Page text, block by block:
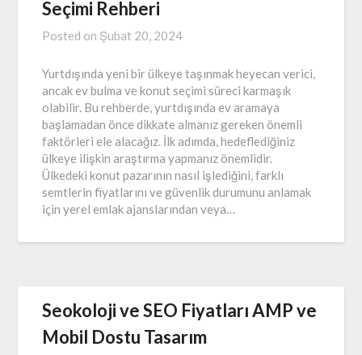
Seçimi Rehberi
Posted on Şubat 20, 2024
Yurtdışında yeni bir ülkeye taşınmak heyecan verici,
ancak ev bulma ve konut seçimi süreci karmaşık
olabilir. Bu rehberde, yurtdışında ev aramaya
başlamadan önce dikkate almanız gereken önemli
faktörleri ele alacağız. İlk adımda, hedeflediğiniz
ülkeye ilişkin araştırma yapmanız önemlidir.
Ülkedeki konut pazarının nasıl işlediğini, farklı
semtlerin fiyatlarını ve güvenlik durumunu anlamak
için yerel emlak ajanslarından veya…
Seokoloji ve SEO Fiyatları AMP ve
Mobil Dostu Tasarım